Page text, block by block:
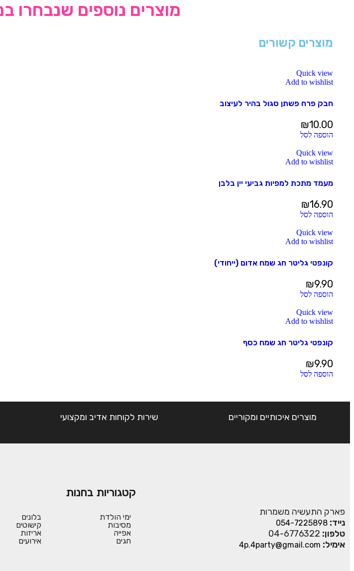
מוצרים נוספים שנבחרו
מוצרים קשורים
Quick view
Add to wishlist
חבק פרח פשתן סגול בהיר לעיצוב
₪10.00
הוספה לסל
Quick view
Add to wishlist
מעמד מתכת למפיות גביעי יין בלבן
₪16.90
הוספה לסל
Quick view
Add to wishlist
קונפטי גליטר חג שמח אדום (ייחודי)
₪9.90
הוספה לסל
Quick view
Add to wishlist
קונפטי גליטר חג שמח כסף
₪9.90
הוספה לסל
מוצרים איכותיים ומקוריים שירות לקוחות אדיב ומקצועי
פארק התעשיה משמרות
נייד: 054-7225898
טלפון: 04-6776322
אימיל: 4p.4party@gmail.com
קטגוריות בחנות
ימי הולדת
מסיבות
אפייה
חגים
בלונים
קישוטים
אריזות
אירועים